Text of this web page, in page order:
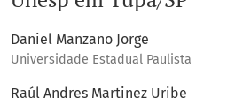
Daniel Manzano Jorge
Universidade Estadual Paulista
Raúl Andres Martinez Uribe